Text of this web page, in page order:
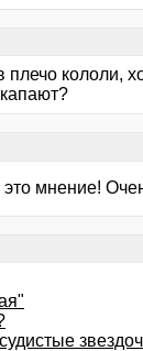
кололи,
мнение!